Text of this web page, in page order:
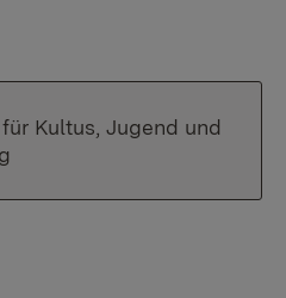
Kultus, Jugend und